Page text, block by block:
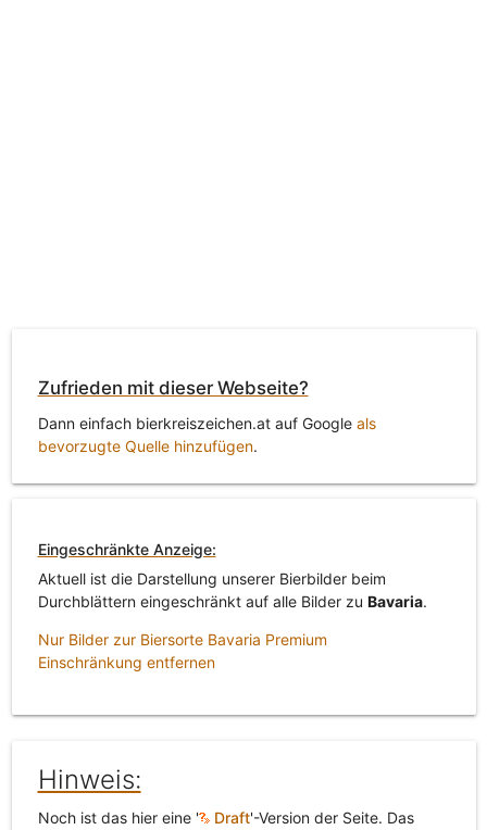
Zufrieden mit dieser Webseite?
Dann einfach bierkreiszeichen.at auf Google als
bevorzugte Quelle hinzufügen.
Eingeschränkte Anzeige:
Aktuell ist die Darstellung unserer Bierbilder beim
Durchblättern eingeschränkt auf alle Bilder zu Bavaria.
Nur Bilder zur Biersorte Bavaria Premium
Einschränkung entfernen
Hinweis:
Noch ist das hier eine ' Draft'-Version der Seite. Das